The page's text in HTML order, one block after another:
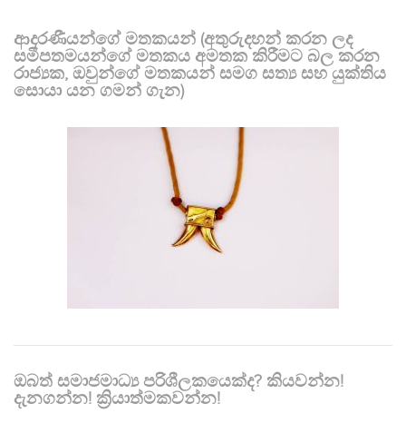
ආදරණීයන්ගේ මතකයන් (අතුරුදහන් කරන ලද
සමීපතමයන්ගේ මතකය අමතක කිරීමට බල කරන
රාජ්‍යක, ඔවුන්ගේ මතකයන් සමග සත්‍ය සහ යුක්තිය
සොයා යන ගමන් ගැන)
ඔබත් සමාජමාධ්‍ය පරිශීලකයෙක්ද? කියවන්න!
දැනගන්න! ක්‍රියාත්මකවන්න!